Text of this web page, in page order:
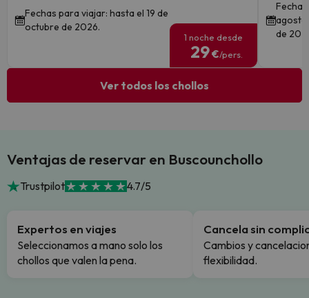
Fechas para viajar: hasta el 19 de
octubre de 2026.
1 noche desde
29€/pers.
agosto
de
Ver todos los chollos
Ventajas de reservar en Buscounchollo
Trustpilot 4.7/5
Expertos en viajes
Seleccionamos a mano solo los
chollos que valen la pena.
Cancela sin
Cambios y
flexibilidad.